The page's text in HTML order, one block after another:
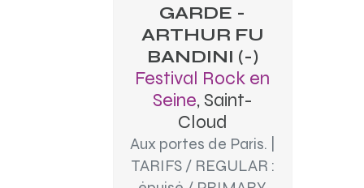
GARDE -
ARTHUR FU
BANDINI (-)
Festival Rock en
Seine, Saint-
Cloud
Aux portes de Paris. |
TARIFS / REGULAR :